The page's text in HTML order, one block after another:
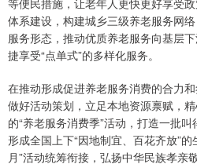
体系建设，构建城乡三级养老服务网
服务形态，推动优质养老服务向基层
捷享受“点单式”的多样化服务。
在推动形成促进养老服务消费的合力
做好活动策划，立足本地资源禀赋，
的“养老服务消费季”活动，打造一批
形成全国上下“因地制宜、百花齐放”
月”活动统筹衔接，弘扬中华民族孝亲